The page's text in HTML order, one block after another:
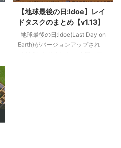
プである、バンカーアルファ、農
場、警察署の優先度とどういった
意識で立ち回ればいいのかを解説
していきます。 スポンサーリン
ク そもそも全部回れるならそれ
【地球最後の日:ldoe】レイ
ドタスクのまとめ【v1.13】
地球最後の日:ldoe(Last Day on
Earth)がバージョンアップされ